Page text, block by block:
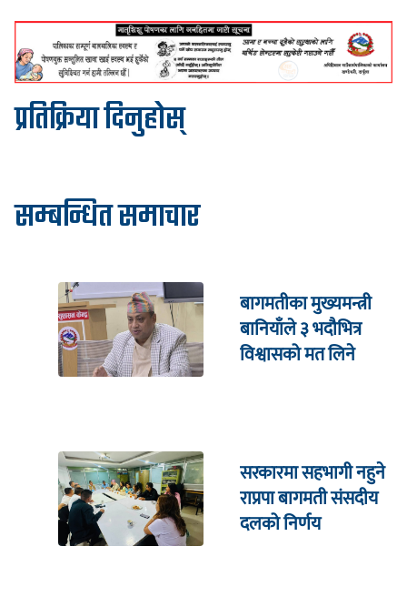
प्रतिक्रिया दिनुहोस्
सम्बन्धित समाचार
बागमतीका मुख्यमन्त्री
बानियाँले ३ भदौभित्र
विश्वासको मत लिने
सरकारमा सहभागी नहुने
राप्रपा बागमती संसदीय
दलको निर्णय